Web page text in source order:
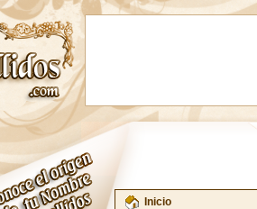
Inicio